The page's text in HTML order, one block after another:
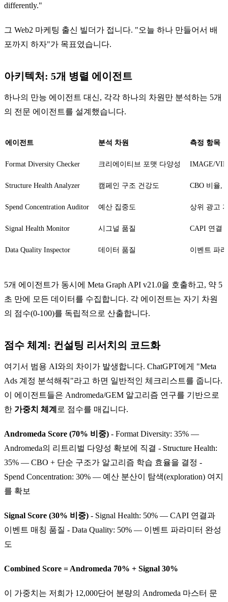
differently."
그 Web2 마케팅 출신 빌더가 접니다. "오늘 하나 만들어서 배
포까지 하자"가 목표였습니다.
아키텍처: 5개 병렬 에이전트
하나의 만능 에이전트 대신, 각각 하나의 차원만 분석하는 5개
의 전문 에이전트를 설계했습니다.
에이전트 분석 차원 측정 항목
Format Diversity Checker 크리에이티브 포맷 다양성 IMAGE/
Structure Health Analyzer 캠페인 구조 건강도 CBO 비율,
Spend Concentration Auditor 예산 집중도 상위 광고
Signal Health Monitor 시그널 품질 CAPI 연결
Data Quality Inspector 데이터 품질 이벤트 파
5개 에이전트가 동시에 Meta Graph API v21.0을 호출하고, 약 5
초 만에 모든 데이터를 수집합니다. 각 에이전트는 자기 차원
의 점수(0-100)를 독립적으로 산출합니다.
점수 체계: 컨설팅 리서치의 코드화
여기서 범용 AI와의 차이가 발생합니다. ChatGPT에게 "Meta
Ads 계정 분석해줘"라고 하면 일반적인 체크리스트를 줍니다.
이 에이전트들은 Andromeda/GEM 알고리즘 연구를 기반으로
한 가중치 체계 로 점수를 매깁니다.
Andromeda Score (70% 비중) - Format Diversity: 35% —
Andromeda의 리트리벌 다양성 확보에 직결 - Structure Health:
35% — CBO + 단순 구조가 알고리즘 학습 효율을 결정 -
Spend Concentration: 30% — 예산 분산이 탐색(exploration) 여지
를 확보
Signal Score (30% 비중) - Signal Health: 50% — CAPI 연결과
이벤트 매칭 품질 - Data Quality: 50% — 이벤트 파라미터 완성
도
Combined Score = Andromeda 70% + Signal 30%
이 가중치는 저희가 12,000단어 분량의 Andromeda 마스터 문